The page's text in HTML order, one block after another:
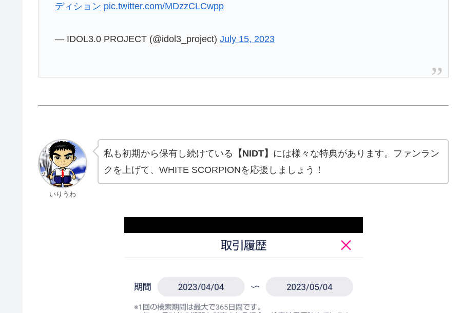
ディション pic.twitter.com/MDzzCLCwpp
— IDOL3.0 PROJECT (@idol3_project)July 15, 2023
いりうわ
私も初期から保有し続けている 【NIDT】 には様々な特典があります。ファンラン
クを上げて、WHITE SCORPIONを応援しましょう！